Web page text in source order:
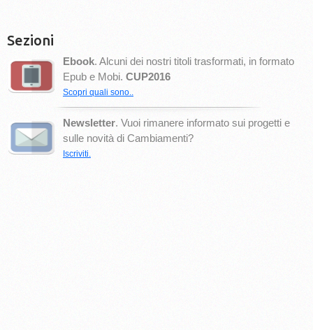
Sezioni
Ebook. Alcuni dei nostri titoli trasformati, in formato
Epub e Mobi. CUP2016
Scopri quali sono..
Newsletter. Vuoi rimanere informato sui progetti e
sulle novità di Cambiamenti?
Iscriviti.